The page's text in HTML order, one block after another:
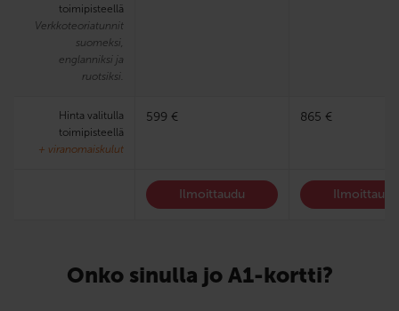
toimipisteellä
Verkkoteoriatunnit
suomeksi,
englanniksi ja
ruotsiksi.
Hinta valitulla
toimipisteellä
+ viranomaiskulut
599 € 865 €
Ilmoittaudu Ilmoittaudu
Onko sinulla jo A1-kortti?